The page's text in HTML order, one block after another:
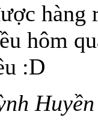
hàng
hôm
:D